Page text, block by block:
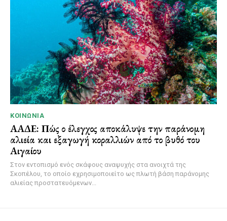
ΚΟΙΝΩΝΊΑ
ΑΑΔΕ: Πώς ο έλεγχος αποκάλυψε την παράνομη
αλιεία και εξαγωγή κοραλλιών από το βυθό του
Αιγαίου
Στον εντοπισμό ενός σκάφους αναψυχής στα ανοιχτά της
Σκοπέλου, το οποίο εχρησιμοποιείτο ως πλωτή βάση παράνομης
αλιείας προστατευόμενων...